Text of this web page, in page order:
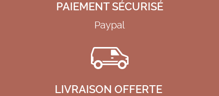
PAIEMENT SÉCURISÉ
Paypal
LIVRAISON OFFERTE